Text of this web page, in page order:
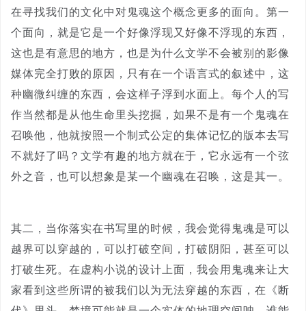
在寻找我们的文化中对鬼魂这个概念更多的面向。第一
个面向，就是它是一个好像浮现又好像不浮现的东西，
这也是有意思的地方，也是为什么文学不会被别的影像
媒体完全打败的原因，只有在一个语言式的叙述中，这
种幽微纠缠的东西，会这样子浮到水面上。每个人的写
作当然都是从他生命里头挖掘，如果不是有一个鬼魂在
召唤他，他就按照一个制式公定的集体记忆的版本去写
不就好了吗？文学有趣的地方就在于，它永远有一个弦
外之音，也可以想象是某一个幽魂在召唤，这是其一。
其二，当你落实在书写里的时候，我会觉得鬼魂是可以
越界可以穿越的，可以打破空间，打破阴阳，甚至可以
打破生死。在虚构小说的设计上面，我会用鬼魂来让大
家看到这些所谓的被我们以为无法穿越的东西，在《断